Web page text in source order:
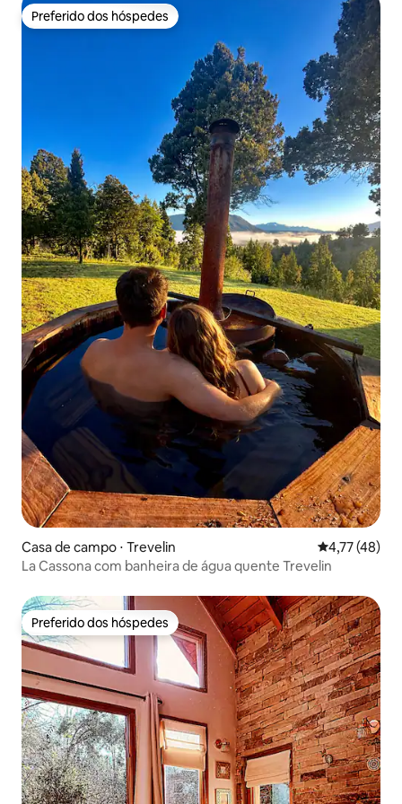
Preferido dos hóspedes
Preferido dos hóspedes
Casa de campo ⋅ Trevelin 4,77 de uma
4,77 (48)
La Cassona com banheira de água quente Trevelin
Preferido dos hóspedes
Preferido dos hóspedes